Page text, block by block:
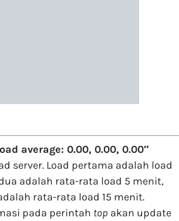
average: 0.00, 0.00, 0.00″
server. Load pertama adalah load
adalah rata-rata load 5 menit,
rata-rata load 15 menit.
pada perintah top akan update